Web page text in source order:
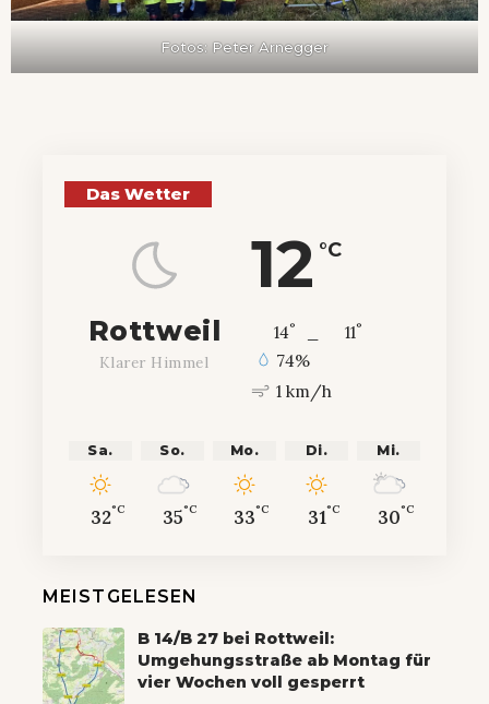
Fotos: Peter Arnegger
Das Wetter
12 °C
Rottweil
Klarer Himmel
14° 11°
74%
1 km/h
Sa.
32°C
So.
35°C
Mo.
33°C
Di.
31°C
Mi.
30°C
MEISTGELESEN
B 14/B 27 bei Rottweil:
Umgehungsstraße ab Montag für
vier Wochen voll gesperrt